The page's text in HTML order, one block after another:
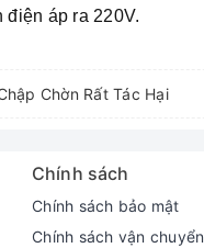
áp ra 220V.
Chờn Rất Tác Hại
Chính sách
Chính sách bảo mật
Chính sách vận chuyển